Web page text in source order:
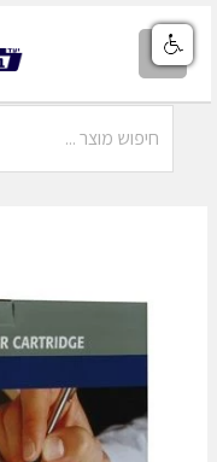
דילוג
לתוכן
MAIN